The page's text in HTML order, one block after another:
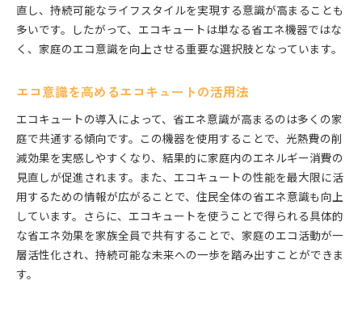
直し、持続可能なライフスタイルを実現する意識が高まることも
多いです。したがって、エコキュートは単なる省エネ機器ではな
く、家庭のエコ意識を向上させる重要な選択肢となっています。
エコ意識を高めるエコキュートの活用法
エコキュートの導入によって、省エネ意識が高まるのは多くの家
庭で共通する傾向です。この機器を使用することで、光熱費の削
減効果を実感しやすくなり、結果的に家庭内のエネルギー消費の
見直しが促進されます。また、エコキュートの性能を最大限に活
用するための情報が広がることで、住民全体の省エネ意識も向上
しています。さらに、エコキュートを使うことで得られる具体的
な省エネ効果を家族全員で共有することで、家庭のエコ活動が一
層活性化され、持続可能な未来への一歩を踏み出すことができま
す。